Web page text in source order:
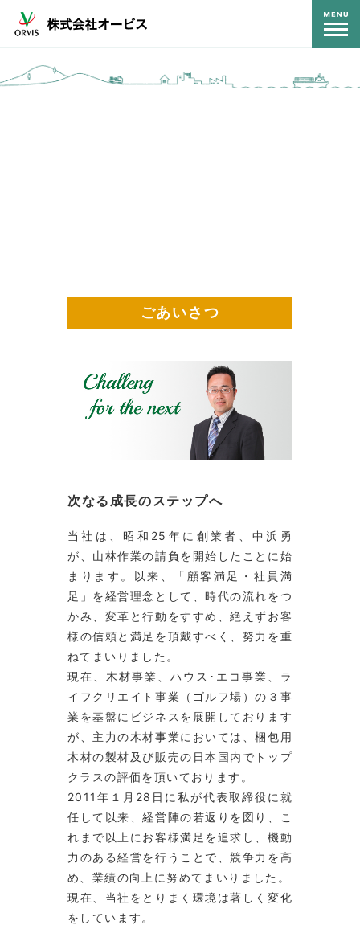
ごあいさつ
次なる成長のステップへ
当社は、昭和25年に創業者、中浜勇
が、山林作業の請負を開始したことに始
まります。以来、「顧客満足・社員満
足」を経営理念として、時代の流れをつ
かみ、変革と行動をすすめ、絶えずお客
様の信頼と満足を頂戴すべく、努力を重
ねてまいりました。
現在、木材事業、ハウス･エコ事業、ラ
イフクリエイト事業（ゴルフ場）の３事
業を基盤にビジネスを展開しております
が、主力の木材事業においては、梱包用
木材の製材及び販売の日本国内でトップ
クラスの評価を頂いております。
2011年１月28日に私が代表取締役に就
任して以来、経営陣の若返りを図り、こ
れまで以上にお客様満足を追求し、機動
力のある経営を行うことで、競争力を高
め、業績の向上に努めてまいりました。
現在、当社をとりまく環境は著しく変化
をしています。